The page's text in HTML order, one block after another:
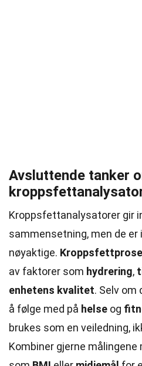
Avsluttende tanker
Kroppsfettanalysatorer gir
sammensetning, men de er
nøyaktige.
av faktorer som hydrering,
enhetens kvalitet. Selv om
å følge med på helse og
brukes som en veiledning,
Kombiner gjerne